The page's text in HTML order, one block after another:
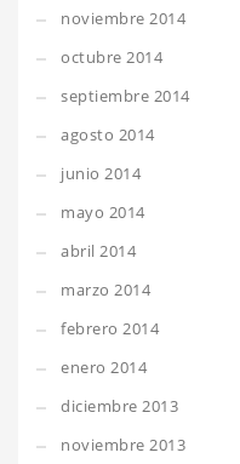
noviembre 2014
octubre 2014
septiembre 2014
agosto 2014
junio 2014
mayo 2014
abril 2014
marzo 2014
febrero 2014
enero 2014
diciembre 2013
noviembre 2013